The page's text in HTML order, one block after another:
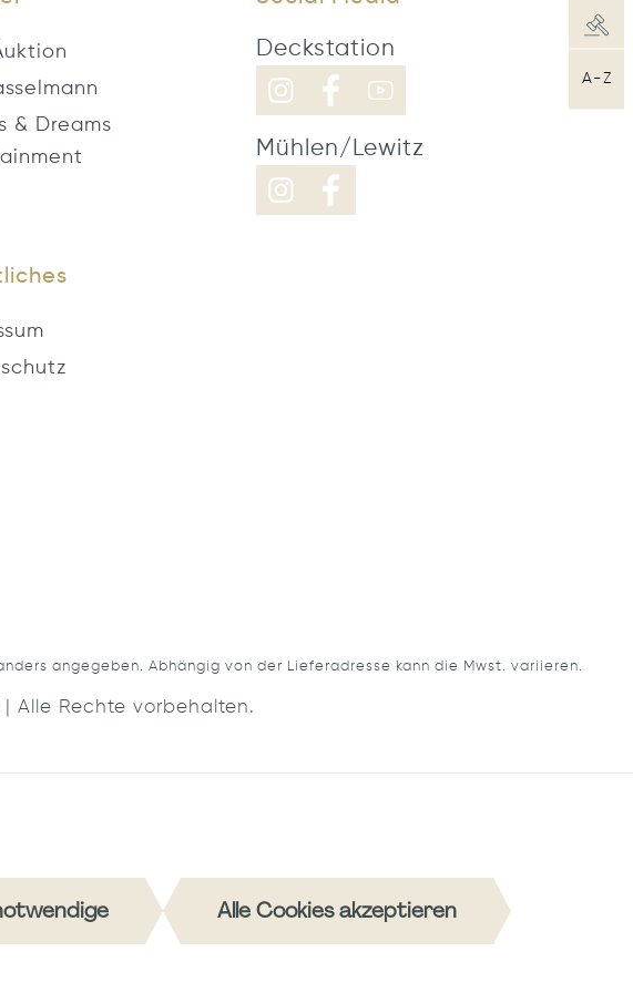
& Dreams
Deckstation
Mühlen/Lewitz
angegeben. Abhängig von der Lieferadresse kann die Mwst. variieren.
Alle Rechte vorbehalten.
A-Z
Alle Cookies akzeptieren